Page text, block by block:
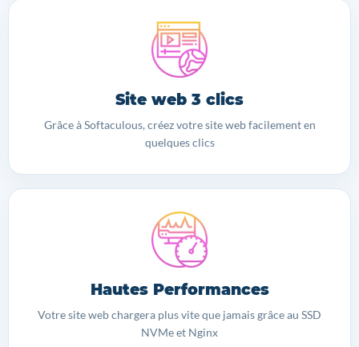
Site web 3 clics
Grâce à Softaculous, créez votre site web facilement en
quelques clics
Hautes Performances
Votre site web chargera plus vite que jamais grâce au SSD
NVMe et Nginx